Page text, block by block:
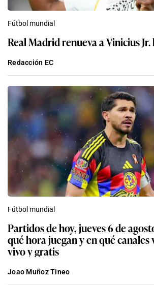
Fútbol mundial
Real Madrid renueva a Vinicius Jr.
Redacción EC
Fútbol mundial
Partidos de hoy, jueves 6 de
qué hora juegan y en qué
vivo y gratis
Joao Muñoz Tineo